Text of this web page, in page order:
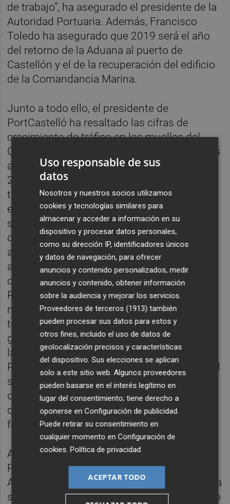
de trabajo”, ha asegurado el presidente de la
Autoridad Portuaria. Además, Francisco
Toledo ha asegurado que 2019 será el año
del retorno de la Aduana al puerto de
Castellón y el de la recuperación del edificio
de la Comandancia Marina.
Junto a todo ello, el presidente de
PortCastelló ha resaltado las cifras de
crecimiento de tráfico en los muelles del
Grao. No en vano, de continuar con los datos
actuales, el recinto castellonense cerrará
2018 superando los 20 millones de
toneladas, que es la previsión del plan de
empresa para el 2022. Y es que las cifras
sitúan al puerto de Castellón en el podium
de crecimiento del sistema portuario del
año. En lo que va de 2019, el crecimiento
acumulado de tráfico total es del 15,5%,
cinco veces la media del sistema. Con ello,
PortCastelló asciende de la décima a la
novena posición en el ránking del tráfico
total, y se consolida en la cuarta posición en
graneles sólidos, han destacado fuentes de
la Autoridad Portuaria. El presidente de
PortCastelló ha resaltado que el recinto es el
segundo puerto que más crece en tráficos
durante 2018 de los 46 puertos españoles
de interés general, en concreto un 15,5%,
frente al 3,1% del resto del sistema.
Además, los resultados económicos de
PortCastelló avalan la gestión de la
Autoridad Portuaria de Castellón: incrementa
sus ingresos más de 2 millones desde enero
Uso responsable de sus
datos
Nosotros y nuestros socios utilizamos
cookies y tecnologías similares para
almacenar y acceder a información en su
dispositivo y procesar datos personales,
como su dirección IP, identificadores únicos
y datos de navegación, para ofrecer
anuncios y contenido personalizados, medir
anuncios y contenido, obtener información
sobre la audiencia y mejorar los servicios.
Proveedores de terceros (1913) también
pueden procesar sus datos para estos y
otros fines, incluido el uso de datos de
geolocalización precisos y características
del dispositivo. Sus elecciones se aplican
solo a este sitio web. Algunos proveedores
pueden basarse en el interés legítimo en
lugar del consentimiento; tiene derecho a
oponerse enConfiguración de publicidad
Puede retirar su consentimiento en
cualquier momento enConfiguración de
cookies .Política de privacidad
ACEPTAR TODO